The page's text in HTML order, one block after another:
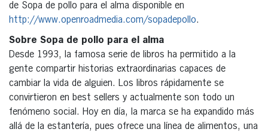
de Sopa de pollo para el alma disponible en
http://www.openroadmedia.com/sopadepollo.
Sobre Sopa de pollo para el alma
Desde 1993, la famosa serie de libros ha permitido a la
gente compartir historias extraordinarias capaces de
cambiar la vida de alguien. Los libros rápidamente se
convirtieron en best sellers y actualmente son todo un
fenómeno social. Hoy en día, la marca se ha expandido más
allá de la estantería, pues ofrece una línea de alimentos, una